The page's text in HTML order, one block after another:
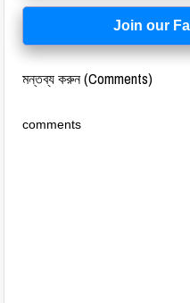
Join our
মন্তব্য করুন (Comments)
comments